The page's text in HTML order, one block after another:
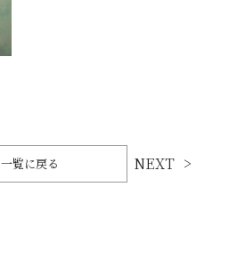
一覧に戻る NEXT